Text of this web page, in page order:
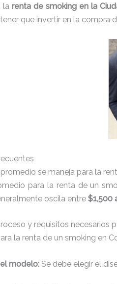
la renta de smoking en la
que invertir en la compra
se maneja para la
para la renta de un
oscila entre $1,500
y requisitos necesarios
la renta de un smoking en
modelo:Se debe elegir el